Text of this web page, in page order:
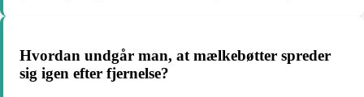
Hvordan undgår man, at mælkebøtter spreder
sig igen efter fjernelse?